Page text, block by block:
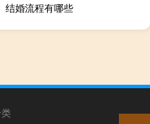
结婚流程有哪些